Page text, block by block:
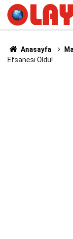
Anasayfa
Efsanesi Öldü!